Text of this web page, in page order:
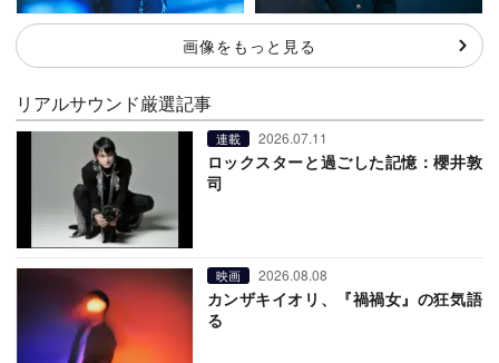
画像をもっと見る
リアルサウンド厳選記事
連載 2026.07.11
ロックスターと過ごした記憶：櫻井敦
司
映画 2026.08.08
カンザキイオリ、『禍禍女』の狂気語
る